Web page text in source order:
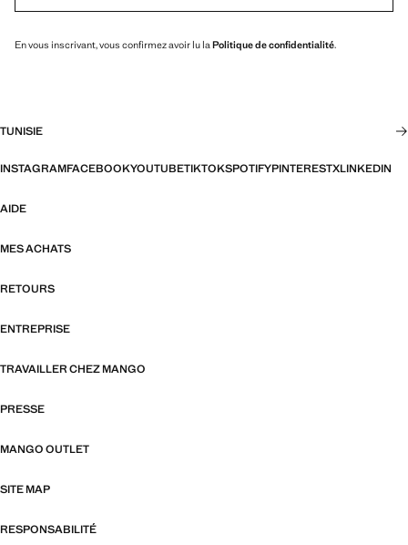
En vous inscrivant, vous confirmez avoir lu la Politique de confidentialité.
TUNISIE
INSTAGRAMFACEBOOKYOUTUBETIKTOKSPOTIFYPINTERESTXLINKEDIN
AIDE
MES ACHATS
RETOURS
ENTREPRISE
TRAVAILLER CHEZ MANGO
PRESSE
MANGO OUTLET
SITE MAP
RESPONSABILITÉ